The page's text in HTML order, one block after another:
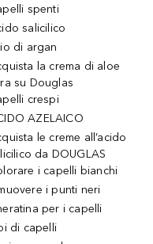
spenti
salicilico
di argan
la crema di aloe
su Douglas
crespi
AZELAICO
le creme all’acido
da DOUGLAS
i capelli bianchi
i punti neri
per i capelli
di capelli